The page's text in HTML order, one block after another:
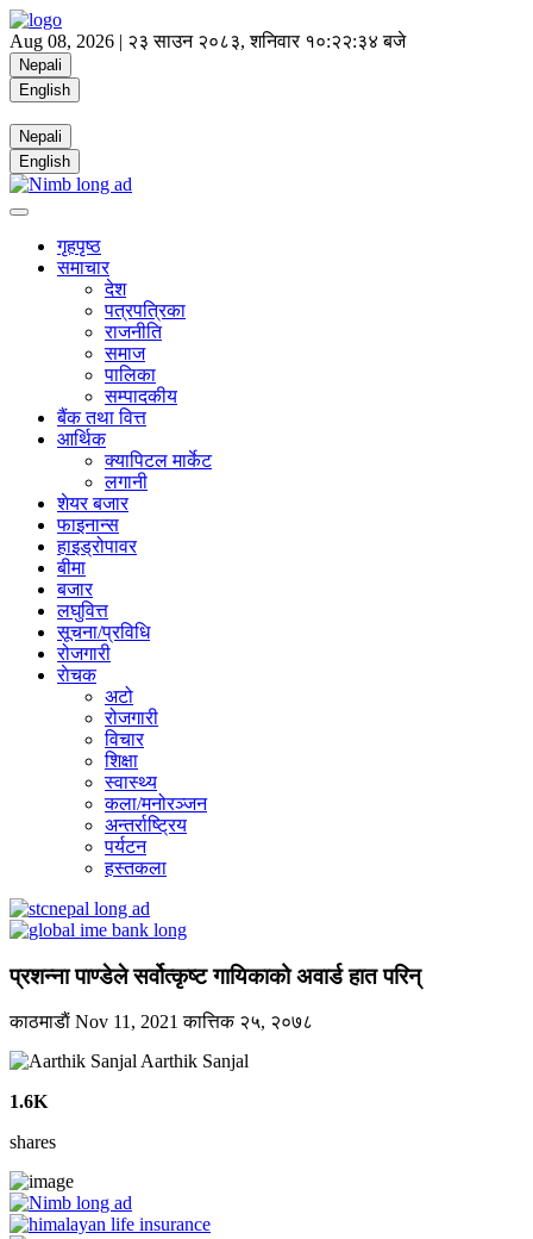
Aug 08, 2026 | २३ साउन २०८३, शनिवार १०:२२:३५ बजे
Nepali
English
Nepali
English
गृहपृष्ठ
समाचार
देश
पत्रपत्रिका
राजनीति
समाज
पालिका
सम्पादकीय
बैंक तथा वित्त
आर्थिक
क्यापिटल मार्केट
लगानी
शेयर बजार
फाइनान्स
हाइड्रोपावर
बीमा
बजार
लघुवित्त
सूचना/प्रविधि
रोजगारी
राेचक
अटो
रोजगारी
विचार
शिक्षा
स्वास्थ्य
कला/मनोरञ्जन
अन्तर्राष्ट्रिय
पर्यटन
हस्तकला
प्रशन्ना पाण्डेले सर्वोत्कृष्ट गायिकाको अवार्ड हात परिन्
काठमाडाैं Nov 11, 2021कात्तिक २५, २०७८
Aarthik Sanjal
1.6K
shares